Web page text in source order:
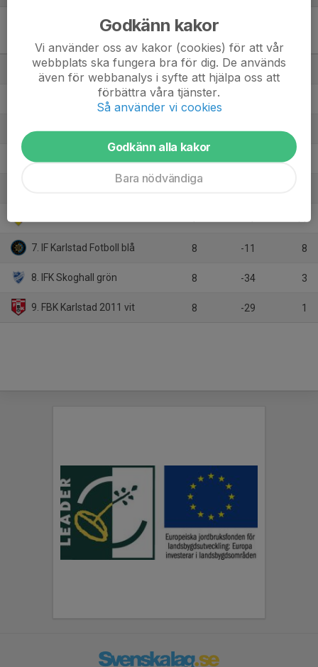
P 13-14 blå norra hösten
M +/-
1. Hammarö FK nord 8 19
2. Ämterviks FF 8
3. IFK Sunne Fotboll vit 8 15
4. Torsby IF 2011 7 14
7 7 11
7. IF Karlstad Fotboll blå 8 -11 8
8. IFK Skoghall grön 8 -34 3
9. FBK Karlstad 2011 vit 8 -29 1
Godkänn kakor
Vi använder oss av kakor (cookies) för att vår
webbplats ska fungera bra för dig. De används
även för webbanalys i syfte att hjälpa oss att
förbättra våra tjänster.
Så använder vi cookies
Godkänn alla kakor
Bara nödvändiga